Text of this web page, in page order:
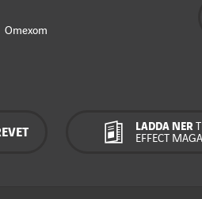
Omexom
LADDA NER
EFFECT